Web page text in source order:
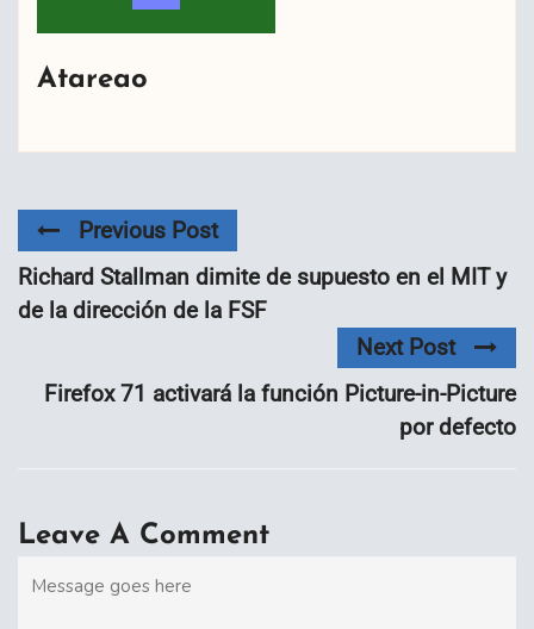
Atareao
Previous Post
Richard Stallman dimite de supuesto en el MIT y
de la dirección de la FSF
Next Post
Firefox 71 activará la función Picture-in-Picture
por defecto
Leave A Comment